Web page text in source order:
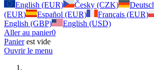
English (EUR)
Česky (CZK)
(EUR)
Español (EUR) Français (EUR)
English (GBP)
English (USD)
Aller au panier0
Panierest vide
Ouvrir le menu